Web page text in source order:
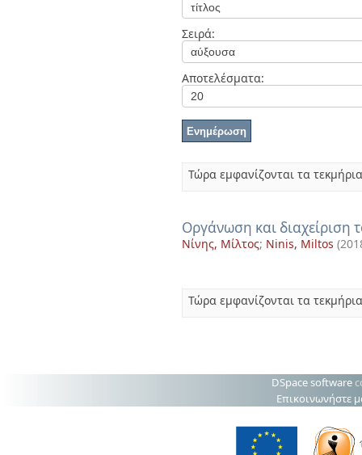
Σειρά:
Αποτελέσματα:
Τώρα εμφανίζονται τα
Οργάνωση και διαχείριση
Νίνης, Μίλτος; Ninis, Miltos (
Τώρα εμφανίζονται τα
DSpace software
Επικοινωνήστε